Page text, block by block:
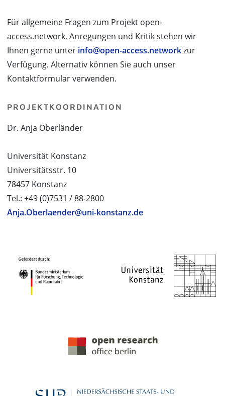
Für allgemeine Fragen zum Projekt open-
access.network, Anregungen und Kritik stehen wir
Ihnen gerne unter info@open-access.networkzur
Verfügung. Alternativ können Sie auch unser
Kontaktformular verwenden.
PROJEKTKOORDINATION
Dr. Anja Oberländer
Universität Konstanz
Universitätsstr. 10
78457 Konstanz
Tel.: +49 (0)7531 / 88-2800
Anja.Oberlaender@uni-konstanz.de